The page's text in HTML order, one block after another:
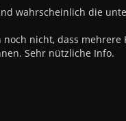
wahrscheinlich die
noch nicht, dass mehrere
Sehr nützliche Info.